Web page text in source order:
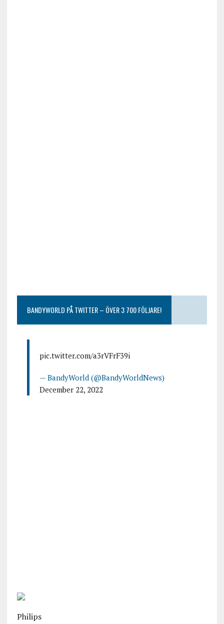
BANDYWORLD PÅ TWITTER – ÖVER 3 700 FÖLJARE!
pic.twitter.com/a3rVFrF39i
— BandyWorld (@BandyWorldNews)
December 22, 2022
Philips